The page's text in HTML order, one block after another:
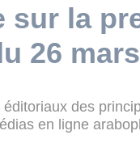
sur la
26
des
en ligne